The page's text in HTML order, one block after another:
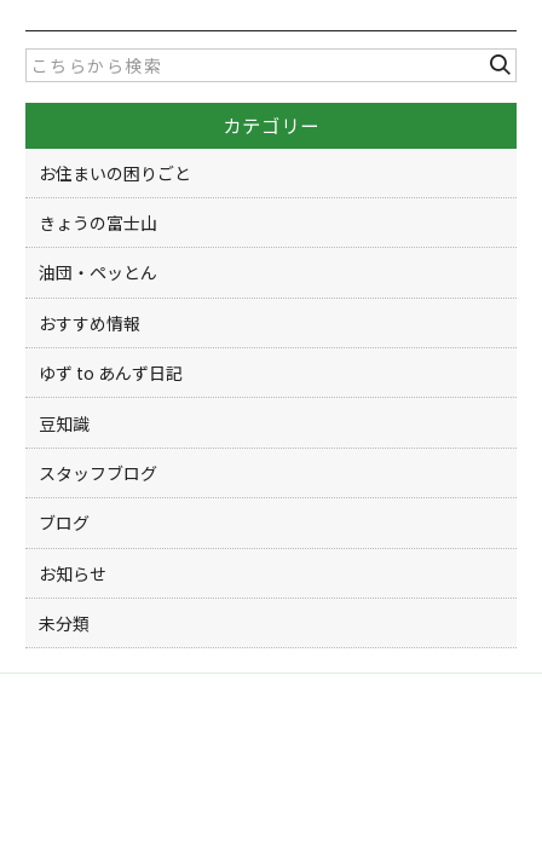
e
b
o
o
k
er
カテゴリー
お住まいの困りごと
きょうの富士山
油団・ペッとん
おすすめ情報
ゆず to あんず日記
豆知識
スタッフブログ
ブログ
お知らせ
未分類